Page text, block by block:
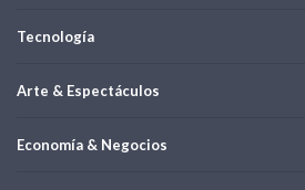
Tecnología
Arte & Espectáculos
Economía & Negocios